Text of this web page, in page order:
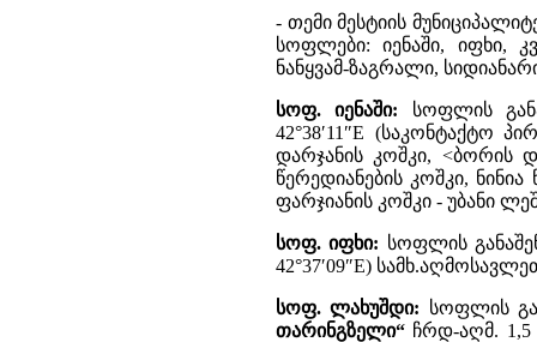
- თემი მესტიის
სოფლები: იენაში, იფხი,
ნანყვამ-ზაგრალი,
სოფ. იენაში: სოფლის
42°38′11″E (საკონტაქტო
დარჯანის კოშკი, <ბორის
წერედიანების კოშკი,
ფარჯიანის კოშკი - უბანი
სოფ. იფხი: სოფლის
42°37′09″E)
სოფ. ლახუშდი: სოფლის
თარინგზელი“ ჩრდ-აღმ. 1,5